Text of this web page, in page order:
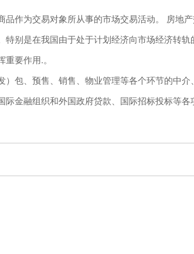
为交易对象所从事的市场交易活动。 房地
别是在我国由于处于计划经济向市场经济转
要作用.。
、预售、销售、物业管理等各个环节的中介
融组织和外国政府贷款、国际招标投标等各